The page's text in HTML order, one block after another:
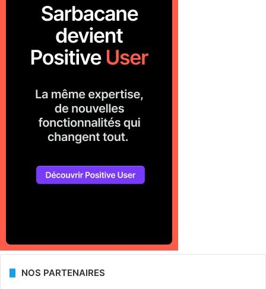
NOS PARTENAIRES